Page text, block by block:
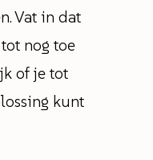
Vat in dat
nog toe
of je tot
kunt